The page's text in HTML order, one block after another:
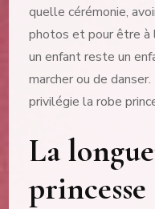
quelle cérémonie,
photos et pour être à
un enfant reste un
marcher ou de
privilégie la robe
La
princesse